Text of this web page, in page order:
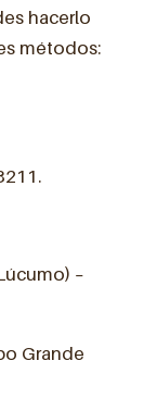
hacerlo
métodos:
–
Grande